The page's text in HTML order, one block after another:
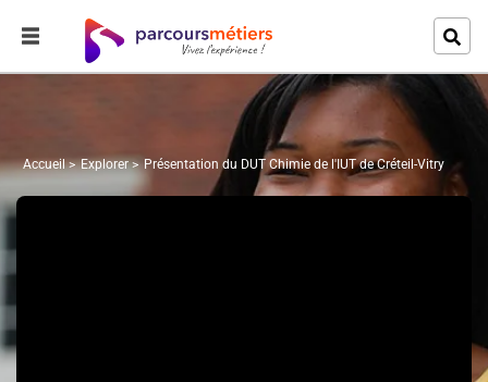
Accueil Explorer Présentation du DUT Chimie de l'IUT de Créteil-Vitry